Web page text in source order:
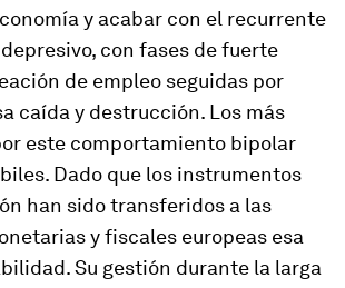
y acabar con el recurrente
con fases de fuerte
de empleo seguidas por
caída y destrucción. Los más
este comportamiento bipolar
Dado que los instrumentos
han sido transferidos a las
y fiscales europeas esa
Su gestión durante la larga